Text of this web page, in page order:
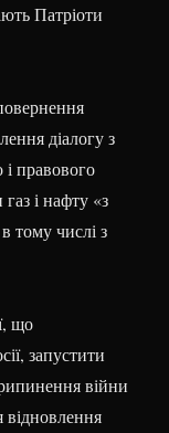
Патріоти
діалогу з
і правового
і нафту «з
тому числі з
що
запустити
війни
відновлення